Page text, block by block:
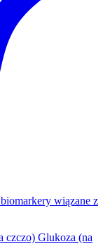
wiązane z
czczo) Glukoza (na